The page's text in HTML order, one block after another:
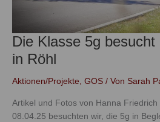
Die Klasse 5g
in Röhl
Aktionen/Projekte GOS / Von Sarah
Artikel und Fotos von Hanna Friedrich
08.04.25 besuchten wir, die 5g in